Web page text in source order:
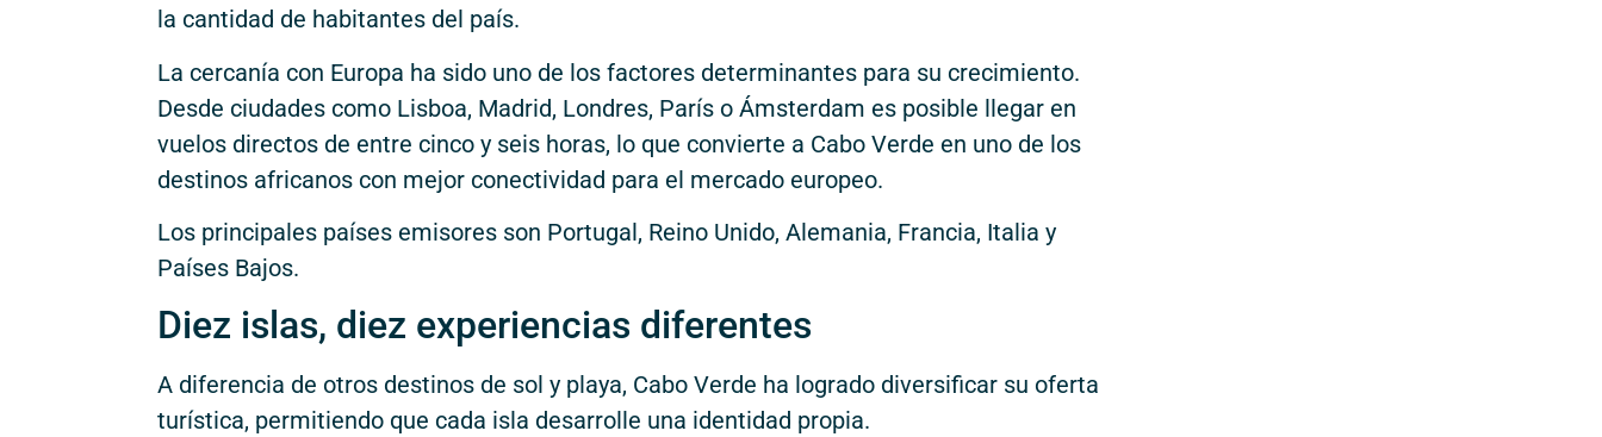
la cantidad de habitantes del país.
La cercanía con Europa ha sido uno de los factores determinantes para su crecimiento.
Desde ciudades como Lisboa, Madrid, Londres, París o Ámsterdam es posible llegar en
vuelos directos de entre cinco y seis horas, lo que convierte a Cabo Verde en uno de los
destinos africanos con mejor conectividad para el mercado europeo.
Los principales países emisores son Portugal, Reino Unido, Alemania, Francia, Italia y
Países Bajos.
Diez islas, diez experiencias diferentes
A diferencia de otros destinos de sol y playa, Cabo Verde ha logrado diversificar su oferta
turística, permitiendo que cada isla desarrolle una identidad propia.